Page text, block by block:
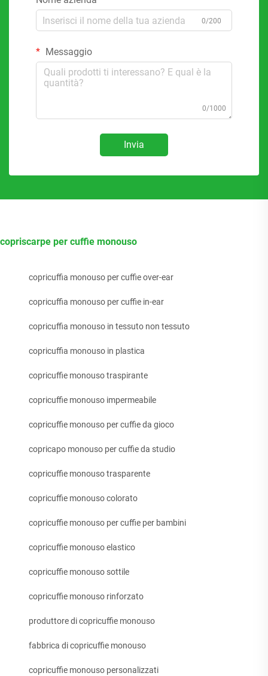
0/200
Messaggio
0/1000
Invia
copriscarpe per cuffie monouso
copricuffia monouso per cuffie over-ear
copricuffia monouso per cuffie in-ear
copricuffia monouso in tessuto non tessuto
copricuffia monouso in plastica
copricuffie monouso traspirante
copricuffie monouso impermeabile
copricuffie monouso per cuffie da gioco
copricapo monouso per cuffie da studio
copricuffie monouso trasparente
copricuffie monouso colorato
copricuffie monouso per cuffie per bambini
copricuffie monouso elastico
copricuffie monouso sottile
copricuffie monouso rinforzato
produttore di copricuffie monouso
fabbrica di copricuffie monouso
copricuffie monouso personalizzati